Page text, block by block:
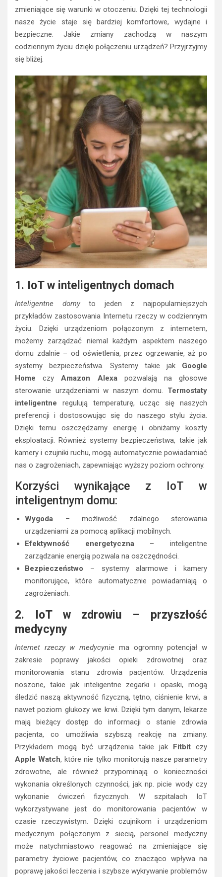
zmieniające się warunki w otoczeniu. Dzięki tej technologii
nasze życie staje się bardziej komfortowe, wydajne i
bezpieczne. Jakie zmiany zachodzą w naszym
codziennym życiu dzięki połączeniu urządzeń? Przyjrzyjmy
się bliżej.
1. IoT w inteligentnych domach
Inteligentne domyto jeden z najpopularniejszych
przykładów zastosowania Internetu rzeczy w codziennym
życiu. Dzięki urządzeniom połączonym z internetem,
możemy zarządzać niemal każdym aspektem naszego
domu zdalnie – od oświetlenia, przez ogrzewanie, aż po
systemy bezpieczeństwa. Systemy takie jak Google
Home czyAmazon Alexapozwalają na głosowe
sterowanie urządzeniami w naszym domu. Termostaty
inteligentne regulują temperaturę, ucząc się naszych
preferencji i dostosowując się do naszego stylu życia.
Dzięki temu oszczędzamy energię i obniżamy koszty
eksploatacji. Również systemy bezpieczeństwa, takie jak
kamery i czujniki ruchu, mogą automatycznie powiadamiać
nas o zagrożeniach, zapewniając wyższy poziom ochrony.
Korzyści wynikające z IoT w
inteligentnym domu:
Wygoda – możliwość zdalnego sterowania
urządzeniami za pomocą aplikacji mobilnych.
Efektywność energetyczna– inteligentne
zarządzanie energią pozwala na oszczędności.
Bezpieczeństwo – systemy alarmowe i kamery
monitorujące, które automatycznie powiadamiają o
zagrożeniach.
2. IoT w zdrowiu – przyszłość
medycyny
Internet rzeczy w medycynie ma ogromny potencjał w
zakresie poprawy jakości opieki zdrowotnej oraz
monitorowania stanu zdrowia pacjentów. Urządzenia
noszone, takie jak inteligentne zegarki i opaski, mogą
śledzić naszą aktywność fizyczną, tętno, ciśnienie krwi, a
nawet poziom glukozy we krwi. Dzięki tym danym, lekarze
mają bieżący dostęp do informacji o stanie zdrowia
pacjenta, co umożliwia szybszą reakcję na zmiany.
Przykładem mogą być urządzenia takie jak Fitbit czy
Apple Watch, które nie tylko monitorują nasze parametry
zdrowotne, ale również przypominają o konieczności
wykonania określonych czynności, jak np. picie wody czy
wykonanie ćwiczeń fizycznych. W szpitalach IoT
wykorzystywane jest do monitorowania pacjentów w
czasie rzeczywistym. Dzięki czujnikom i urządzeniom
medycznym połączonym z siecią, personel medyczny
może natychmiastowo reagować na zmieniające się
parametry życiowe pacjentów, co znacząco wpływa na
poprawę jakości leczenia i szybsze wykrywanie problemów